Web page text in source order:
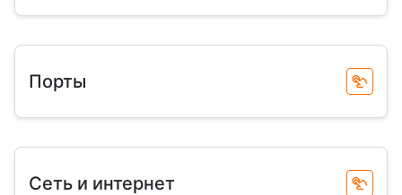
Порты
Сеть и интернет